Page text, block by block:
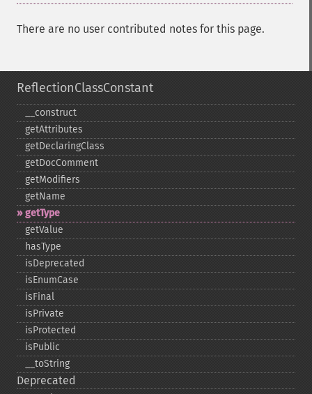
There are no user contributed notes for this page.
ReflectionClassConstant
_​_​construct
getAttributes
getDeclaringClass
getDocComment
getModifiers
getName
getType
getValue
hasType
isDeprecated
isEnumCase
isFinal
isPrivate
isProtected
isPublic
_​_​toString
Deprecated